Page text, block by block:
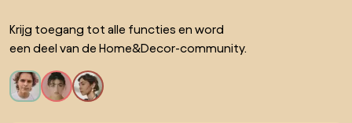
Krijg toegang tot alle functies en word
een deel van de Home&Decor-community.